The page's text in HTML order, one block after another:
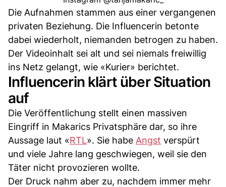
Die Aufnahmen stammen aus einer vergangenen
privaten Beziehung. Die Influencerin betonte
dabei wiederholt, niemanden betrogen zu haben.
Der Videoinhalt sei alt und sei niemals freiwillig
ins Netz gelangt, wie «Kurier» berichtet.
Influencerin klärt über Situation
auf
Die Veröffentlichung stellt einen massiven
Eingriff in Makarics Privatsphäre dar, so ihre
Aussage laut «RTL». Sie habe Angst verspürt
und viele Jahre lang geschwiegen, weil sie den
Täter nicht provozieren wollte.
Der Druck nahm aber zu, nachdem immer mehr